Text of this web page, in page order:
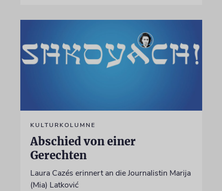
KULTURKOLUMNE
Abschied von einer
Gerechten
Laura Cazés erinnert an die Journalistin Marija
(Mia) Latković